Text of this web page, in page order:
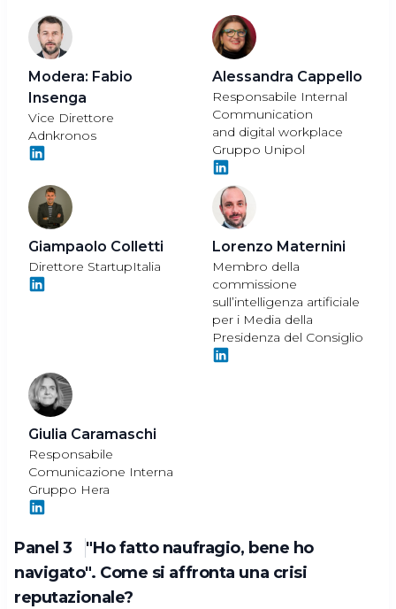
Modera: Fabio
Insenga
Vice Direttore
Adnkronos
Alessandra Cappello
Responsabile Internal
Communication
and digital workplace
Gruppo Unipol
Giampaolo Colletti
Direttore StartupItalia
Lorenzo Maternini
Membro della
commissione
sull’intelligenza artificiale
per i Media della
Presidenza del Consiglio
Giulia Caramaschi
Responsabile
Comunicazione Interna
Gruppo Hera
Panel 3
"Ho fatto naufragio, bene ho
navigato". Come si affronta una crisi
reputazionale?